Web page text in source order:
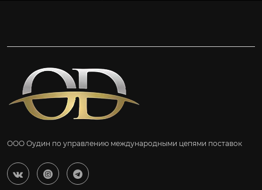
ООО Оудин по управлению международными цепями поставок
  